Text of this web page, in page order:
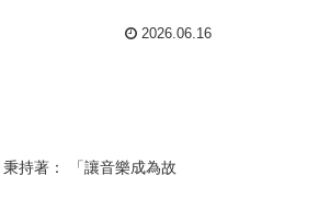
2026.06.16
持著： 「讓音樂成為故